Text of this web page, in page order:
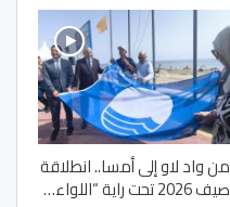
من واد لاو إلى أمسا.. انطلاقة
صيف 2026 تحت راية “اللواء…